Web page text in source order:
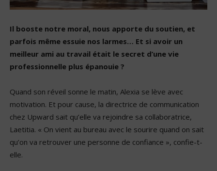
Il booste notre moral, nous apporte du soutien, et
parfois même essuie nos larmes… Et si avoir un
meilleur ami au travail était le secret d’une vie
professionnelle plus épanouie ?
Quand son réveil sonne le matin, Alexia se lève avec
motivation. Et pour cause, la directrice de communication
chez Upward sait qu’elle va rejoindre sa collaboratrice,
Laetitia. « On vient au bureau avec le sourire quand on sait
qu’on va retrouver une personne de confiance », confie-t-
elle.